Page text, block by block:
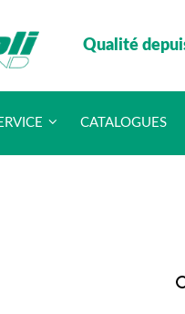
Qualité
CATALOGUES